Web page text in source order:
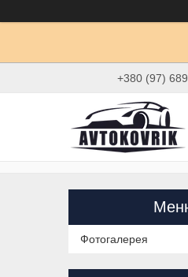
+380 (97)
Фотогалерея